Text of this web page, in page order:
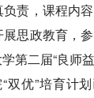
责，课程内
思政教育，
第二届“良师益
双优”培育计